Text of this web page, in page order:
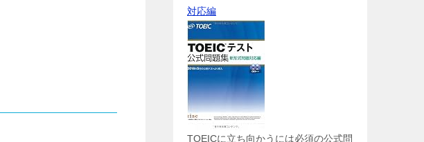
対応編
TOEICに立ち向かうには必須の公式問